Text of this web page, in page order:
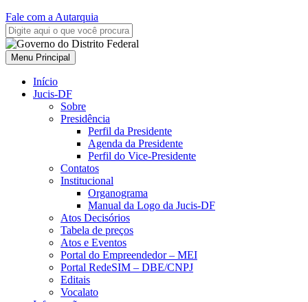
Fale com a Autarquia
Menu Principal
Início
Jucis-DF
Sobre
Presidência
Perfil da Presidente
Agenda da Presidente
Perfil do Vice-Presidente
Contatos
Institucional
Organograma
Manual da Logo da Jucis-DF
Atos Decisórios
Tabela de preços
Atos e Eventos
Portal do Empreendedor – MEI
Portal RedeSIM – DBE/CNPJ
Editais
Vocalato